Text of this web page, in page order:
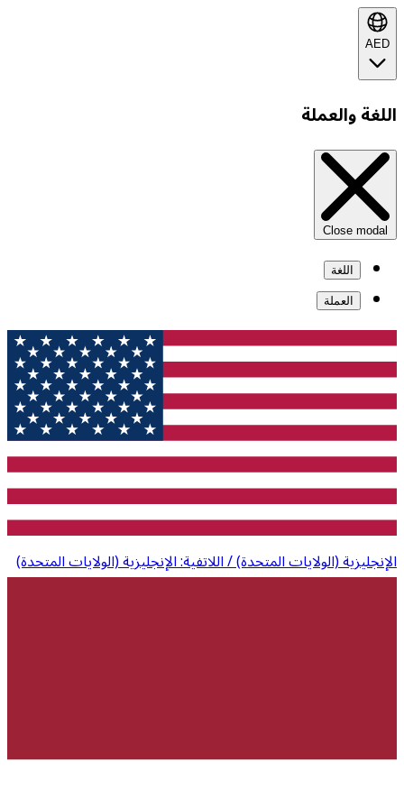
AED
اللغة والعملة
Close modal
اللغة
العملة
الإنجليزية (الولايات المتحدة) / اللاتفية: الإنجليزية (الولايات المتحدة)